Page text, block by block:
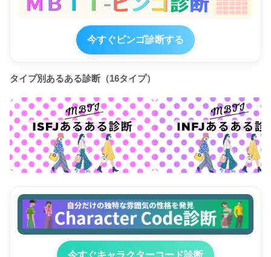
今すぐビンゴ診断する
タイプ別あるある診断（16タイプ）
今すぐキャラクターコード診断